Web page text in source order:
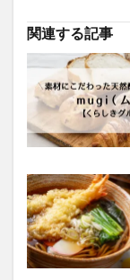
関連する記事